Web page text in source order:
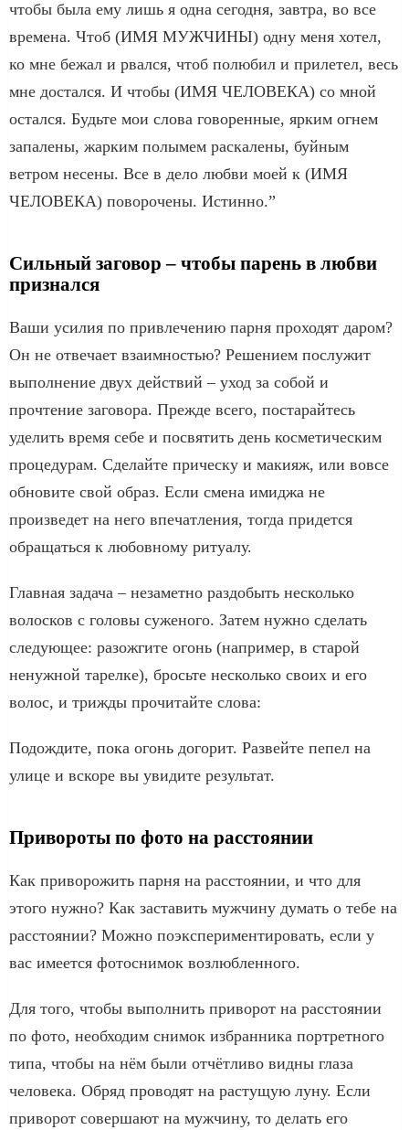
чтобы была ему лишь я одна сегодня, завтра, во все
времена. Чтоб (ИМЯ МУЖЧИНЫ) одну меня хотел,
ко мне бежал и рвался, чтоб полюбил и прилетел, весь
мне достался. И чтобы (ИМЯ ЧЕЛОВЕКА) со мной
остался. Будьте мои слова говоренные, ярким огнем
запалены, жарким полымем раскалены, буйным
ветром несены. Все в дело любви моей к (ИМЯ
ЧЕЛОВЕКА) поворочены. Истинно.”
Сильный заговор – чтобы парень в любви
признался
Ваши усилия по привлечению парня проходят даром?
Он не отвечает взаимностью? Решением послужит
выполнение двух действий – уход за собой и
прочтение заговора. Прежде всего, постарайтесь
уделить время себе и посвятить день косметическим
процедурам. Сделайте прическу и макияж, или вовсе
обновите свой образ. Если смена имиджа не
произведет на него впечатления, тогда придется
обращаться к любовному ритуалу.
Главная задача – незаметно раздобыть несколько
волосков с головы суженого. Затем нужно сделать
следующее: разожгите огонь (например, в старой
ненужной тарелке), бросьте несколько своих и его
волос, и трижды прочитайте слова:
Подождите, пока огонь догорит. Развейте пепел на
улице и вскоре вы увидите результат.
Привороты по фото на расстоянии
Как приворожить парня на расстоянии, и что для
этого нужно? Как заставить мужчину думать о тебе на
расстоянии? Можно поэкспериментировать, если у
вас имеется фотоснимок возлюбленного.
Для того, чтобы выполнить приворот на расстоянии
по фото, необходим снимок избранника портретного
типа, чтобы на нём были отчётливо видны глаза
человека. Обряд проводят на растущую луну. Если
приворот совершают на мужчину, то делать его